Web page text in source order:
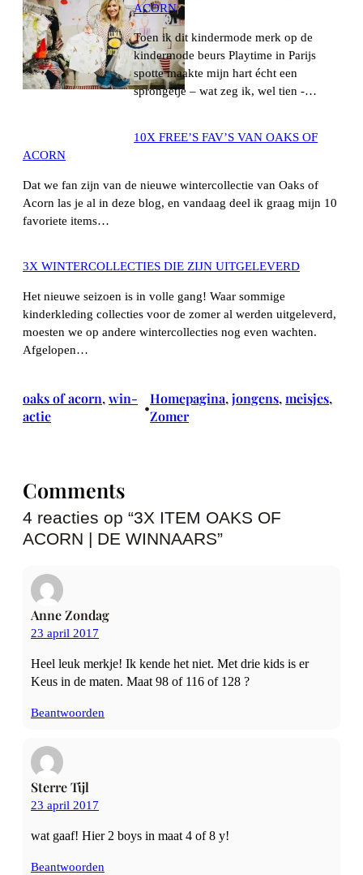
ACORN
Toen ik dit kindermode merk op de
kindermode beurs Playtime in Parijs
spotte maakte mijn hart écht een
sprongetje – wat zeg ik, wel tien -…
10X FREE’S FAV’S VAN OAKS OF
ACORN
Dat we fan zijn van de nieuwe wintercollectie van Oaks of
Acorn las je al in deze blog, en vandaag deel ik graag mijn 10
favoriete items…
3X WINTERCOLLECTIES DIE ZIJN UITGELEVERD
Het nieuwe seizoen is in volle gang! Waar sommige
kinderkleding collecties voor de zomer al werden uitgeleverd,
moesten we op andere wintercollecties nog even wachten.
Afgelopen…
oaks of acorn, win-
actie
•
Homepagina, jongens, meisjes
Zomer
Comments
4 reacties op “3X ITEM OAKS OF
ACORN | DE WINNAARS”
Anne Zondag
23 april 2017
Heel leuk merkje! Ik kende het niet. Met drie kids is er
Keus in de maten. Maat 98 of 116 of 128 ?
Beantwoorden
Sterre Tijl
23 april 2017
wat gaaf! Hier 2 boys in maat 4 of 8 y!
Beantwoorden